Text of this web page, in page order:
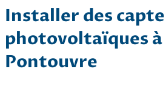
Installer des
photovoltaïques à
Pontouvre